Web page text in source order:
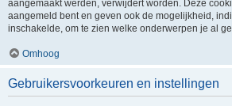
aangemaakt werden, verwijdert worden. Deze
aangemeld bent en geven ook de mogelijkheid,
inschakelde, om te zien welke onderwerpen je al
Omhoog
Gebruikersvoorkeuren en instellingen